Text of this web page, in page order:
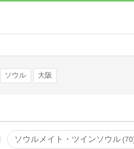
ソウル 大阪
ソウルメイト・ツインソウル 70